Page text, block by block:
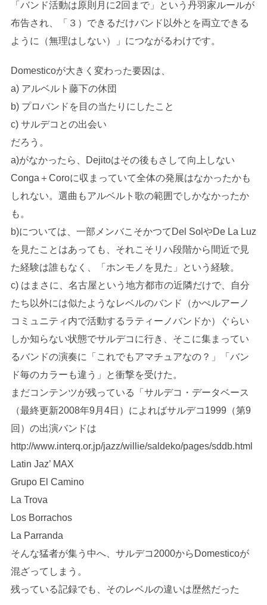
「バンド活動は原則月に2回まで」という丹羽家ルールが
布告され、「３）できるだけバンド以外とを両立できる
ように（無理はしない）」につながるわけです。
Domesticoが大きく変わった要因は、
a) アルベルト藤下の休団
b) プロバンドを目の当たりにしたこと
c) サルデコとの出会い
だろう。
a)がなかったら、Dejitoはその後もさして向上しない
Conga＋Coroに収まっていて全体の発展はなかったかも
しれない。選曲もアルベルト歌の範囲でしかなかったか
も。
b)については、一部メンバこそかつてDel SolやDe La Luz
を見たことはあっても、それこそリハ段階から間近で見
た経験は誰もなく、「ホンモノを見た」という経験。
c) はまさに、名古屋という地方都市の近隣だけで、自分
たち以外には似たようなレベルのバンド（かぺルアーノ
コミュニティ内で活動するラティーノバンドか）ぐらい
しか知らない状態でサルデコに行き、そこに集まってい
るバンドの演奏に「これでもアマチュアなの？」「バン
ド毎のカラーも違う」と衝撃を受けた。
まだコンテンツが残っている「サルデコ・データベース
（最終更新2008年9月4日）によればサルデコ1999（第9
回）の出演バンドは
http://www.interq.or.jp/jazz/willie/saldeko/pages/sddb.html
Latin Jaz’ MAX
Grupo El Camino
La Trova
Los Borrachos
La Parranda
そんな猛者が集う中へ、サルデコ2000からDomesticoが
混ざってしまう。
残っている記録でも、そのレベルの違いは歴然だった